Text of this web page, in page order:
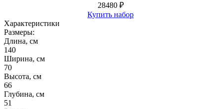
28480 ₽
Купить набор
Характеристики
Размеры:
Длина, см
140
Ширина, см
70
Высота, см
66
Глубина, см
51